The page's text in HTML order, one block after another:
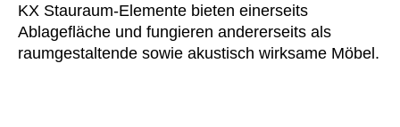
Südkorea
Taiwan(TW)
KX Stauraum-Elemente bieten einerseits
Ablagefläche und fungieren andererseits als
raumgestaltende sowie akustisch wirksame Möbel.